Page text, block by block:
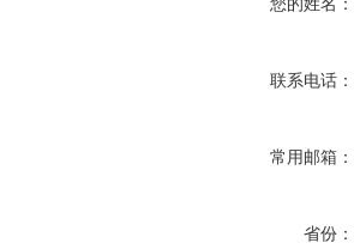
您的姓名：
联系电话：
常用邮箱：
省份：